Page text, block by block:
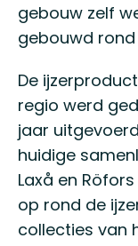
gebouw zelf
gebouwd rond
De
regio werd
jaar
huidige
Laxå en
op rond de
collecties van